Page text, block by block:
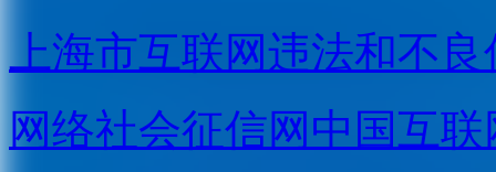
上海市互联网违法和不
网络社会征信网 中国互